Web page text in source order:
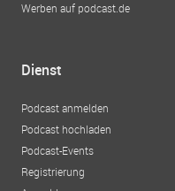
Werben auf podcast.de
Dienst
Podcast anmelden
Podcast hochladen
Podcast-Events
Registrierung